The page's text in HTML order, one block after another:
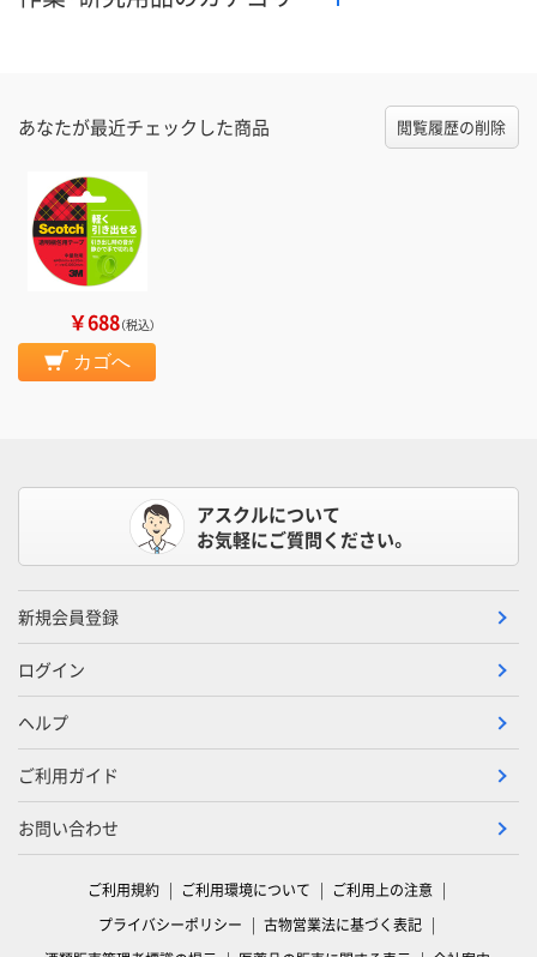
あなたが最近チェックした商品 閲覧履歴の削除
￥688（税込）
カゴへ
アスクルについて
お気軽にご質問ください。
新規会員登録
ログイン
ヘルプ
ご利用ガイド
お問い合わせ
ご利用規約 ご利用環境について
ご利用上の注意
プライバシーポリシー
古物営業法に基づく表記